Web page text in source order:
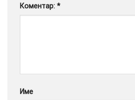
Коментар: *
Име
УСЛУГИ ОПЦИИ